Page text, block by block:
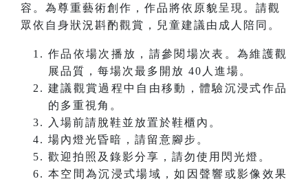
容。為尊重藝術創作，作品將依原貌呈現。請觀
眾依自身狀況斟酌觀賞，兒童建議由成人陪同。
作品依場次播放，請參閱場次表。為維護觀
展品質，每場次最多開放 40人進場。
建議觀賞過程中自由移動，體驗沉浸式作品
的多重視角。
入場前請脫鞋並放置於鞋櫃內。
場內燈光昏暗，請留意腳步。
歡迎拍照及錄影分享，請勿使用閃光燈。
本空間為沉浸式場域，如因聲響或影像效果